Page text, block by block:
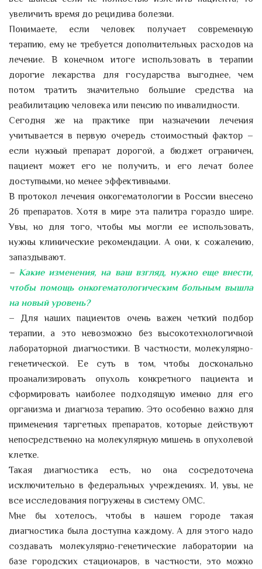
увеличить время до рецидива болезни.
Понимаете, если человек получает современную
терапию, ему не требуется дополнительных расходов на
лечение. В конечном итоге использовать в терапии
дорогие лекарства для государства выгоднее, чем
потом тратить значительно большие средства на
реабилитацию человека или пенсию по инвалидности.
Сегодня же на практике при назначении лечения
учитывается в первую очередь стоимостный фактор –
если нужный препарат дорогой, а бюджет ограничен,
пациент может его не получить, и его лечат более
доступными, но менее эффективными.
В протокол лечения онкогематологии в России внесено
26 препаратов. Хотя в мире эта палитра гораздо шире.
Увы, но для того, чтобы мы могли ее использовать,
нужны клинические рекомендации. А они, к сожалению,
запаздывают.
– Какие изменения, на ваш взгляд, нужно еще внести,
чтобы помощь онкогематологическим больным вышла
на новый уровень?
– Для наших пациентов очень важен четкий подбор
терапии, а это невозможно без высокотехнологичной
лабораторной диагностики. В частности, молекулярно-
генетической. Ее суть в том, чтобы досконально
проанализировать опухоль конкретного пациента и
сформировать наиболее подходящую именно для его
организма и диагноза терапию. Это особенно важно для
применения таргетных препаратов, которые действуют
непосредственно на молекулярную мишень в опухолевой
клетке.
Такая диагностика есть, но она сосредоточена
исключительно в федеральных учреждениях. И, увы, не
все исследования погружены в систему ОМС.
Мне бы хотелось, чтобы в нашем городе такая
диагностика была доступна каждому. А для этого надо
создавать молекулярно-генетические лаборатории на
базе городских стационаров, в частности, это можно